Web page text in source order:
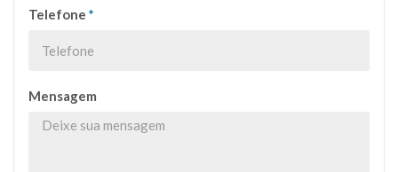
Telefone *
Mensagem